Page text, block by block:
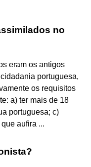
no
eram os antigos
portuguesa,
os requisitos
a) ter mais de 18
portuguesa; c)
aufira ...